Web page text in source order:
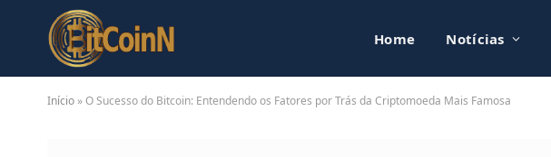
Home Notícias
Início »O Sucesso do Bitcoin: Entendendo os Fatores por Trás da Criptomoeda Mais Famosa